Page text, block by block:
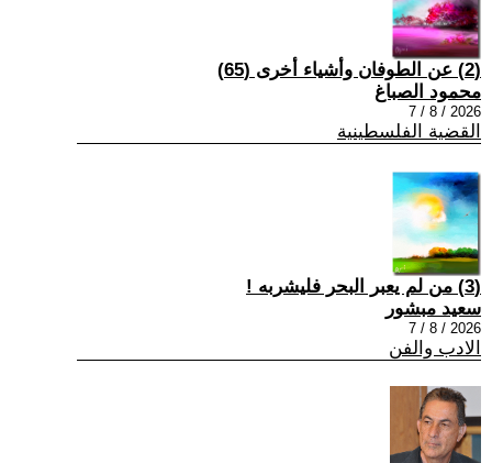
(2) عن الطوفان وأشياء أخرى (65)
محمود الصباغ
2026 / 8 / 7
القضية الفلسطينية
(3) من لم يعبر البحر فليشربه !
سعيد مبشور
2026 / 8 / 7
الادب والفن